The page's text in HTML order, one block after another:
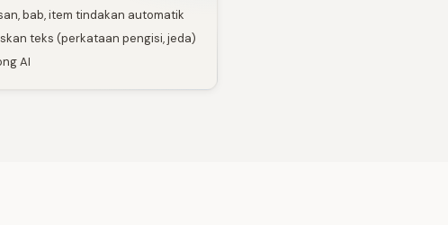
bab, item tindakan automatik
teks (perkataan pengisi, jeda)
AI